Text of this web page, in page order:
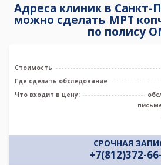
Адреса клиник в Санкт-
можно сделать МРТ
по полису
Стоимость
Где сделать обследование
Что входит в цену:
СРОЧНАЯ
+7(812)372-